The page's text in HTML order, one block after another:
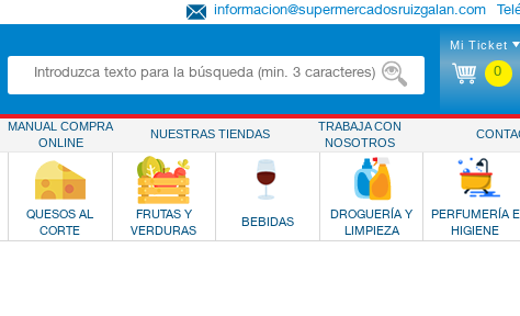
informacion@supermercadosruizgalan.com
Mi Ticket
0
MANUAL COMPRA
ONLINE
NUESTRAS TIENDAS
TRABAJA CON
NOSOTROS
QUESOS AL
CORTE
FRUTAS Y
VERDURAS
BEBIDAS
DROGUERÍA Y
LIMPIEZA
PERFUMERÍA E
HIGIENE